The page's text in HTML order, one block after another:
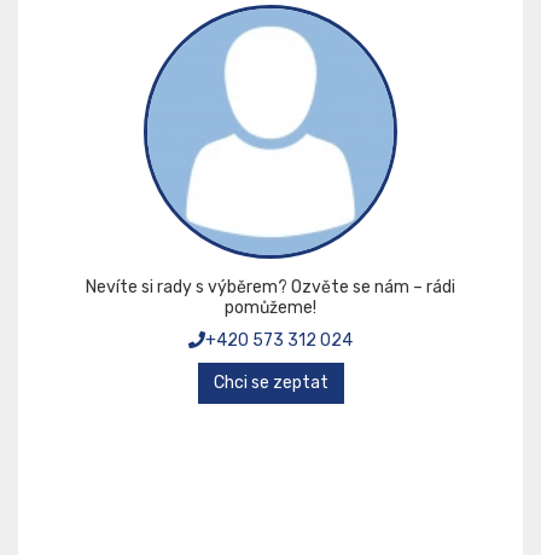
Nevíte si rady s výběrem? Ozvěte se nám – rádi
pomůžeme!
+420 573 312 024
Chci se zeptat